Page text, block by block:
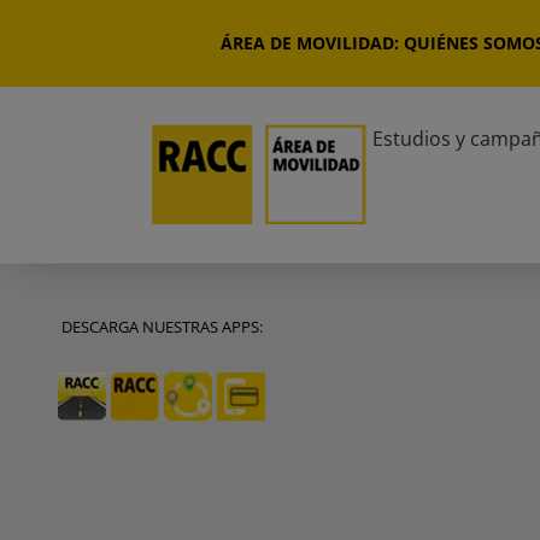
ÁREA DE MOVILIDAD: QUIÉNES
Estudios y
DESCARGA NUESTRAS APPS: